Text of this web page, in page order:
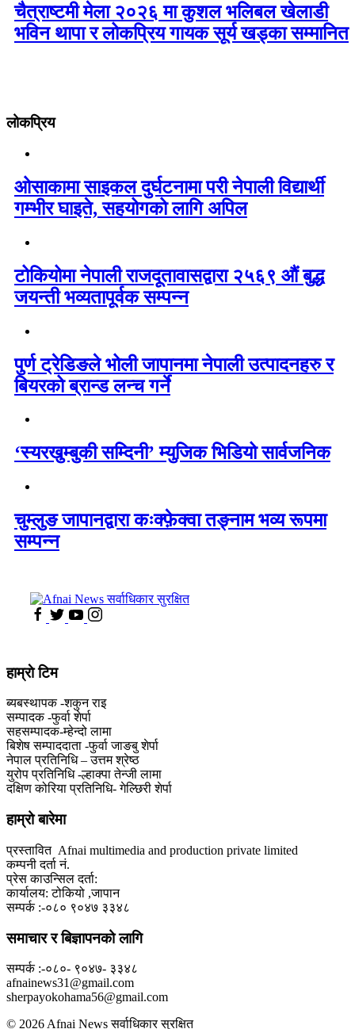
चैत्राष्टमी मेला २०२६ मा कुशल भलिबल खेलाडी
भविन थापा र लोकप्रिय गायक सूर्य खड्का सम्मानित
लोकप्रिय
ओसाकामा साइकल दुर्घटनामा परी नेपाली विद्यार्थी
गम्भीर घाइते, सहयोगको लागि अपिल
टोकियोमा नेपाली राजदूतावासद्वारा २५६९ औं बुद्ध
जयन्ती भव्यतापूर्वक सम्पन्न
पुर्ण ट्रेडिङले भोली जापानमा नेपाली उत्पादनहरु र
बियरको ब्रान्ड लन्च गर्ने
‘स्यरखुम्बुकी सम्दिनी’ म्युजिक भिडियो सार्वजनिक
चुम्लुङ जापानद्वारा कःक्फ़ेक्वा तङ्नाम भव्य रूपमा
सम्पन्न
हाम्राे टिम
ब्यबस्थापक -शकुन राइ
सम्पादक -फुर्वा शेर्पा
सहसम्पादक-म्हेन्दो लामा
‍बिशेष सम्पाददाता -फुर्वा जा‌ङबु शेर्पा
नेपाल प्रतिनिधि – उत्तम श्रेष्ठ
युरोप प्रतिनिधि -ल्हाक्पा तेन्जी लामा
दक्षिण कोरिया प्रतिनिधि- गेल्छिरी शेर्पा
हाम्रो बारेमा
प्रस्तावित Afnai multimedia and production private limited
कम्पनी दर्ता नं.
प्रेस काउन्सिल दर्ता:
कार्यालय: टोकियो ,जापान
सम्पर्क :-०८० ९०४७ ३३४८
समाचार र बिज्ञापनको लागि
सम्पर्क :-०८०- ९०४७- ३३४८
afnainews31@gmail.com
sherpayokohama56@gmail.com
© 2026 Afnai News सर्वाधिकार सुरक्षित